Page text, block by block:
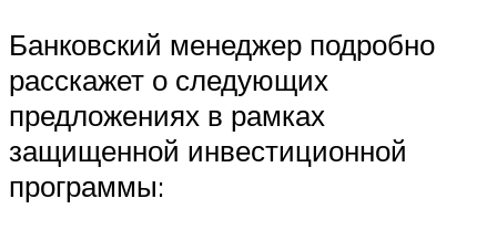
Банковский менеджер подробно
расскажет о следующих
предложениях в рамках
защищенной инвестиционной
программы: